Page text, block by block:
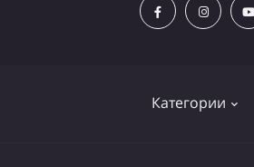
Категории